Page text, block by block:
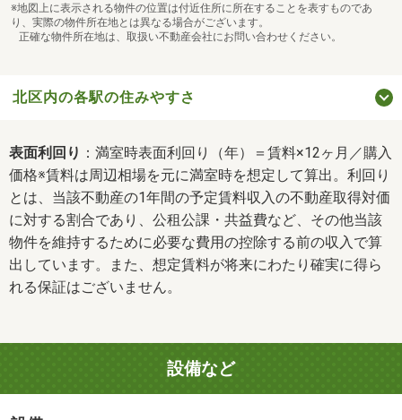
※地図上に表示される物件の位置は付近住所に所在することを表すものであ
り、実際の物件所在地とは異なる場合がございます。
正確な物件所在地は、取扱い不動産会社にお問い合わせください。
北区内の各駅の住みやすさ
表面利回り ：満室時表面利回り（年）＝賃料×12ヶ月／購入
価格※賃料は周辺相場を元に満室時を想定して算出。利回り
とは、当該不動産の1年間の予定賃料収入の不動産取得対価
に対する割合であり、公租公課・共益費など、その他当該
物件を維持するために必要な費用の控除する前の収入で算
出しています。また、想定賃料が将来にわたり確実に得ら
れる保証はございません。
設備など